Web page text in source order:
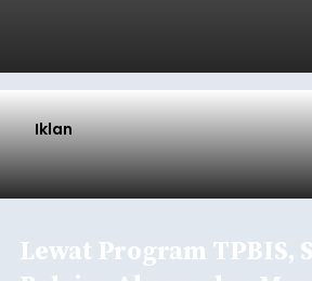
Iklan
Lewat Program TPBIS,